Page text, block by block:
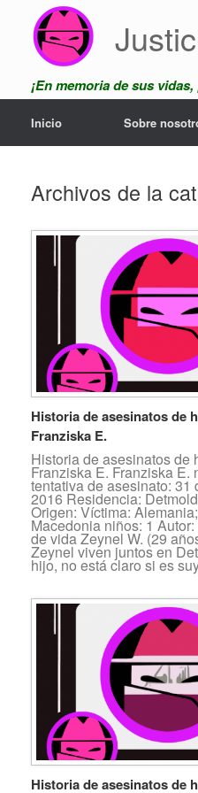
contenido
¡En memoria de sus
Inicio Sobre
Archivos de la
Historia de asesinatos de
Franziska E.
Historia de asesinatos de
Franziska E. Franziska E.
tentativa de asesinato: 31
2016 Residencia:
Origen: Víctima:
Macedonia niños: 1
de vida Zeynel W. (29
Zeynel viven juntos en
hijo, no está claro si es
Historia de asesinatos de